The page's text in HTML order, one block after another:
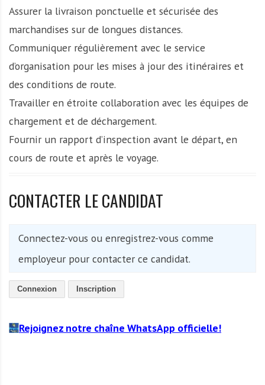
Assurer la livraison ponctuelle et sécurisée des
marchandises sur de longues distances.
Communiquer régulièrement avec le service
d’organisation pour les mises à jour des itinéraires et
des conditions de route.
Travailler en étroite collaboration avec les équipes de
chargement et de déchargement.
Fournir un rapport d’inspection avant le départ, en
cours de route et après le voyage.
CONTACTER LE CANDIDAT
Connectez-vous ou enregistrez-vous comme
employeur pour contacter ce candidat.
Connexion Inscription
Rejoignez notre chaîne WhatsApp officielle!